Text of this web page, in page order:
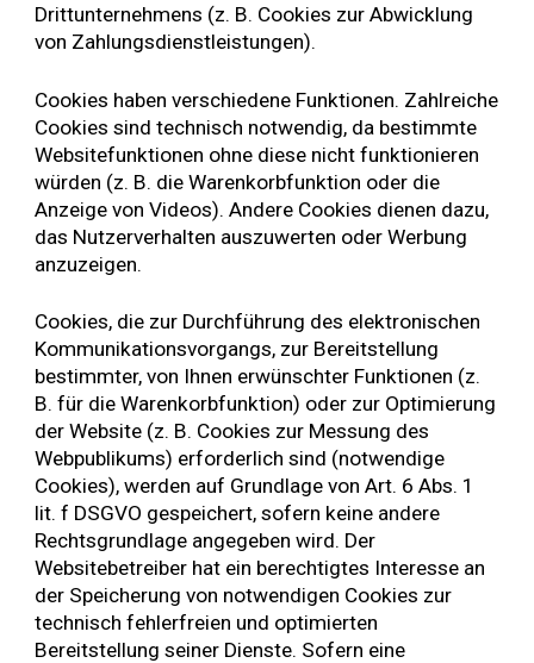
Drittunternehmens (z. B. Cookies zur Abwicklung
von Zahlungsdienstleistungen).
Cookies haben verschiedene Funktionen. Zahlreiche
Cookies sind technisch notwendig, da bestimmte
Websitefunktionen ohne diese nicht funktionieren
würden (z. B. die Warenkorbfunktion oder die
Anzeige von Videos). Andere Cookies dienen dazu,
das Nutzerverhalten auszuwerten oder Werbung
anzuzeigen.
Cookies, die zur Durchführung des elektronischen
Kommunikationsvorgangs, zur Bereitstellung
bestimmter, von Ihnen erwünschter Funktionen (z.
B. für die Warenkorbfunktion) oder zur Optimierung
der Website (z. B. Cookies zur Messung des
Webpublikums) erforderlich sind (notwendige
Cookies), werden auf Grundlage von Art. 6 Abs. 1
lit. f DSGVO gespeichert, sofern keine andere
Rechtsgrundlage angegeben wird. Der
Websitebetreiber hat ein berechtigtes Interesse an
der Speicherung von notwendigen Cookies zur
technisch fehlerfreien und optimierten
Bereitstellung seiner Dienste. Sofern eine